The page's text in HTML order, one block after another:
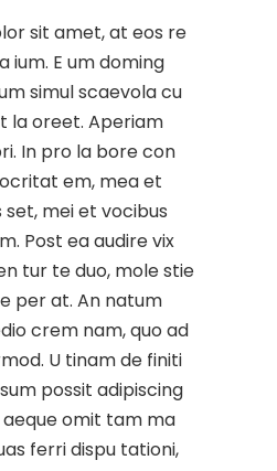
sit amet, at eos re
ium. E um doming
simul scaevola cu
la oreet. Aperiam
In pro la bore con
em, mea et
mei et vocibus
Post ea audire vix
tur te duo, mole stie
per at. An natum
crem nam, quo ad
U tinam de finiti
possit adipiscing
aeque omit tam ma
ferri dispu tationi,